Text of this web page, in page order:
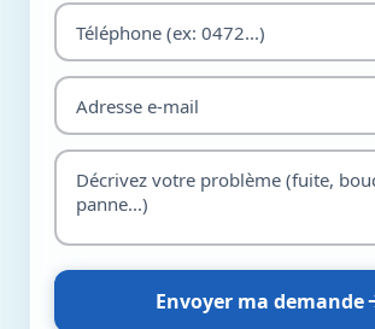
Envoyer ma demande